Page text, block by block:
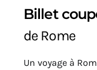
Billet
de Rome
Un voyage à